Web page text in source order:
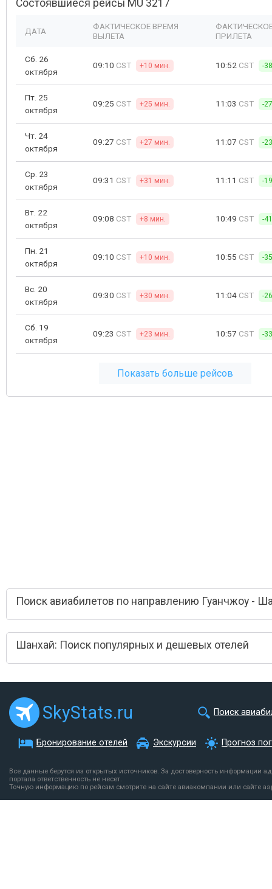
Состоявшиеся рейсы MU 3217
ДАТА
ФАКТИЧЕСКОЕ ВРЕМЯ
ВЫЛЕТА
ПРИЛЕТА
Сб. 26
октября
09:10 CST +10 мин. 10:52 CST -
Пт. 25
октября
09:25 CST +25 мин. 11:03 CST -
Чт. 24
октября
09:27 CST +27 мин. 11:07 CST -
Ср. 23
октября
09:31 CST +31 мин. 11:11 CST -
Вт. 22
октября
09:08 CST +8 мин. 10:49 CST -
Пн. 21
октября
09:10 CST +10 мин. 10:55 CST -
Вс. 20
октября
09:30 CST +30 мин. 11:04 CST -
Сб. 19
октября
09:23 CST +23 мин. 10:57 CST -
Показать больше рейсов
Поиск авиабилетов по направлению Гуанчжоу -
Шанхай: Поиск популярных и дешевых отелей
SkyStats.ru Поиск
Бронирование отелей Экскурсии Прогноз
Все данные берутся из открытых источников. За достоверность информации
портала ответственность не несет.
Точную информацию по рейсам смотрите на сайте авиакомпании или сайте